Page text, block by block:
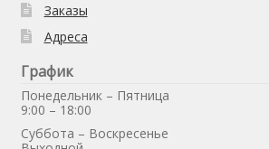
Заказы
Адреса
График
Понедельник – Пятница
9:00 – 18:00
Суббота – Воскресенье